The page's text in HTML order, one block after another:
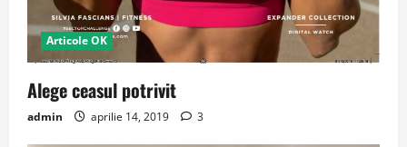
Articole OK
Alege ceasul potrivit
admin aprilie 14, 2019 3